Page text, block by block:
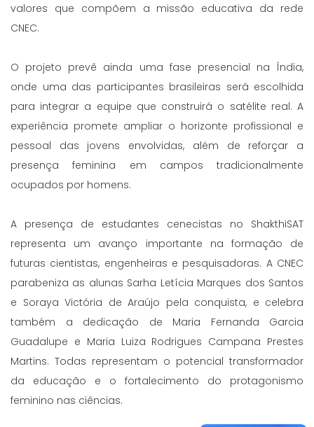
valores que compõem a missão educativa da rede
CNEC.
O projeto prevê ainda uma fase presencial na Índia,
onde uma das participantes brasileiras será escolhida
para integrar a equipe que construirá o satélite real. A
experiência promete ampliar o horizonte profissional e
pessoal das jovens envolvidas, além de reforçar a
presença feminina em campos tradicionalmente
ocupados por homens.
A presença de estudantes cenecistas no ShakthiSAT
representa um avanço importante na formação de
futuras cientistas, engenheiras e pesquisadoras. A CNEC
parabeniza as alunas Sarha Letícia Marques dos Santos
e Soraya Victória de Araújo pela conquista, e celebra
também a dedicação de Maria Fernanda Garcia
Guadalupe e Maria Luiza Rodrigues Campana Prestes
Martins. Todas representam o potencial transformador
da educação e o fortalecimento do protagonismo
feminino nas ciências.